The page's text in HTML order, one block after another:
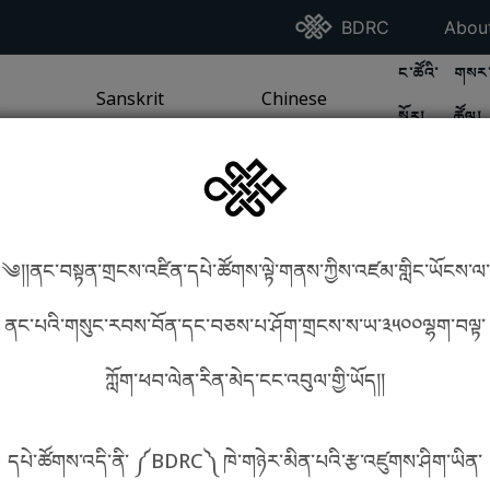
Go To BDRC
BDRC Go
/ SEA TRADITIONPAGE
GO TOSANSKRIT TRADITION
Sanskrit
GO TOCHINESE TRADITION
Chinese
GO TO
ང་ཚོའི་
སྐོར།
GO
ཚོལ།
༄།།ནང་བསྟན་གྲངས་འཛིན་དཔེ་ཚོགས་ལྟེ་གནས་ཀྱིས་འཛམ་གླིང་ཡོངས་ལ་
ནང་པའི་གསུང་རབས་བོན་དང་བཅས་པ་ཤོག་གྲངས་ས་ཡ་༣༥༠༠ལྷག་བལྟ་
ཀློག་ཕབ་ལེན་རིན་མེད་ངང་འབུལ་གྱི་ཡོད།།
དཔེ་ཚོགས་འདི་ནི་ ༼BDRC༽ ཁེ་གཉེར་མིན་པའི་རྩ་འཛུགས་ཤིག་ཡིན་
phonetics! How to find things?